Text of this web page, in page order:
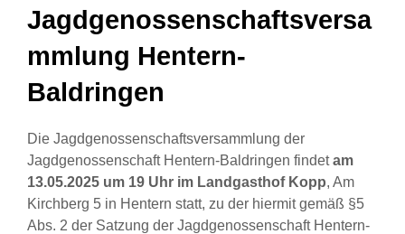
Jagdgenossenschaftsversa
mmlung Hentern-
Baldringen
Die Jagdgenossenschaftsversammlung der
Jagdgenossenschaft Hentern-Baldringen findetam
13.05.2025 um 19 Uhr im Landgasthof Kopp, Am
Kirchberg 5 in Hentern statt, zu der hiermit gemäß §5
Abs. 2 der Satzung der Jagdgenossenschaft Hentern-